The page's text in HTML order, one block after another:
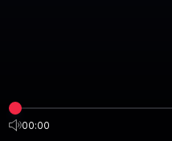
00:00